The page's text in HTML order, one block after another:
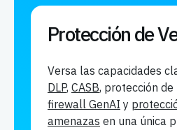
Protección de
Versa las capacidades
DLP, CASB, protección
firewall GenAI y
amenazas en una única